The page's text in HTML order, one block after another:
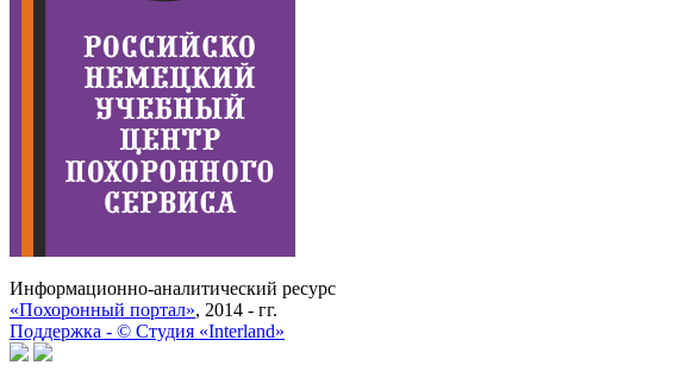
Информационно-аналитический ресурс
«Похоронный портал», 2014 - гг.
Поддержка - © Cтудия «Interland»